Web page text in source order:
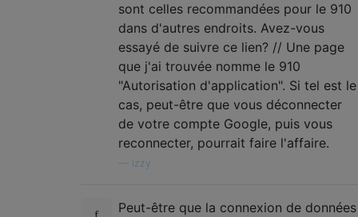
sont celles recommandées pour le 910
dans d'autres endroits. Avez-vous
essayé de suivre ce lien? // Une page
que j'ai trouvée nomme le 910
"Autorisation d'application". Si tel est le
cas, peut-être que vous déconnecter
de votre compte Google, puis vous
reconnecter, pourrait faire l'affaire.
Izzy
Peut-être que la connexion de données